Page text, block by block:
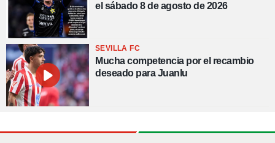
el sábado 8 de agosto de 2026
SEVILLA FC
Mucha competencia por el recambio
deseado para Juanlu